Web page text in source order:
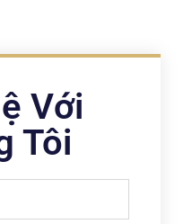
Với
Tôi